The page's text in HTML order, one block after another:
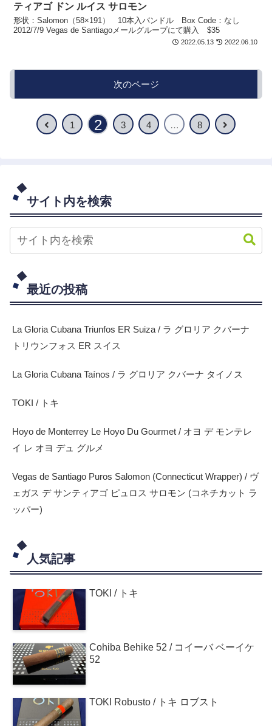
ティアゴ ドン ルイス サロモン
形状：Salomon（58×191） 10本入バンドル Box Code：なし
2012/7/9 Vegas de Santiagoメールグループにて購入 $35
2022.05.13 2022.06.10
次のページ
1 2 3 4 … 8
サイト内を検索
最近の投稿
La Gloria Cubana Triunfos ER Suiza / ラ グロリア クバーナ
トリウンフォス ER スイス
La Gloria Cubana Taínos / ラ グロリア クバーナ タイノス
TOKI / トキ
Hoyo de Monterrey Le Hoyo Du Gourmet / オヨ デ モンテレ
イ レ オヨ デュ グルメ
Vegas de Santiago Puros Salomon (Connecticut Wrapper) / ヴ
ェガス デ サンティアゴ ピュロス サロモン (コネチカット ラ
ッパー)
人気記事
TOKI / トキ
Cohiba Behike 52 / コイーバ ベーイケ
52
TOKI Robusto / トキ ロブスト